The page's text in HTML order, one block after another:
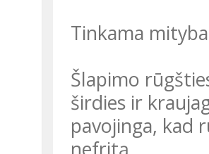
Tinkama
Šlapimo
širdies ir
pavojinga, kad
nefritą.